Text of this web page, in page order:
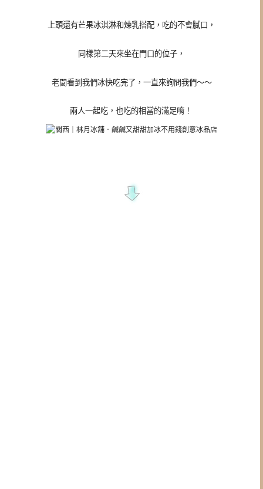
上頭還有芒果冰淇淋和煉乳搭配，吃的不會膩口，
同樣第二天來坐在門口的位子，
老闆看到我們冰快吃完了，一直來詢問我們～～
兩人一起吃，也吃的相當的滿足唷！